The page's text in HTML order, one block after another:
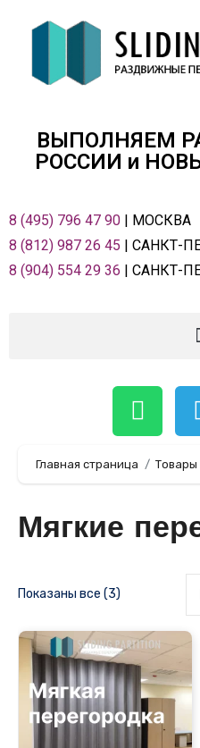
ВЫПОЛНЯЕМ
РОСCИИ и
8 (495) 796 47 90 | МОСКВА
8 (812) 987 26 45 | САНКТ-
8 (904) 554 29 36 | САНКТ-
Главная страница Товары
Мягкие
Показаны все (3)